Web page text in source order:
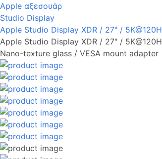
Apple αξεσουάρ
Studio Display
Apple Studio Display XDR / 27" /
Apple Studio Display XDR / 27" /
Nano-texture glass / VESA mount adapter